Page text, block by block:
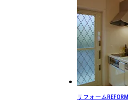
リフォーム REFORM